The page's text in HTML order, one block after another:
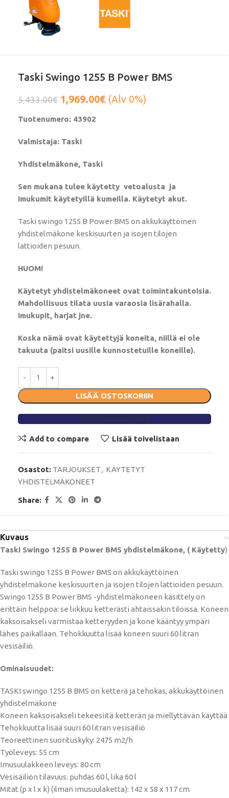
Taski Swingo 1255 B Power BMS
5,433.00€ 1,969.00€ (Alv 0%)
Tuotenumero: 43902
Valmistaja: Taski
Yhdistelmäkone, Taski
Sen mukana tulee käytetty vetoalusta ja
imukumit käytetyillä kumeilla. Käytetyt akut.
Taski swingo 1255 B Power BMS on akkukäyttöinen
yhdistelmäkone keskisuurten ja isojen tilojen
lattioiden pesuun.
HUOM!
Käytetyt yhdistelmäkoneet ovat toimintakuntoisia.
Mahdollisuus tilata uusia varaosia lisärahalla.
Imukupit, harjat jne.
Koska nämä ovat käytettyjä koneita, niillä ei ole
takuuta (paitsi uusille kunnostetuille koneille).
LISÄÄ OSTOSKORIIN
TÄYTÄ LAINAHAKEMUS
Add to compare Lisää toivelistaan
Osastot: TARJOUKSET, KÄYTETYT
YHDISTELMÄKONEET
Share:
Kuvaus
Taski Swingo 1255 B Power BMS yhdistelmäkone, ( Käytetty)
Taski swingo 1255 B Power BMS on akkukäyttöinen
yhdistelmäkone keskisuurten ja isojen tilojen lattioiden pesuun.
Swingo 1255 B Power BMS -yhdistelmäkoneen käsittely on
erittäin helppoa: se liikkuu ketterästi ahtaissakin tiloissa. Koneen
kaksoisakseli varmistaa ketteryyden ja kone kääntyy ympäri
lähes paikallaan. Tehokkuutta lisää koneen suuri 60 litran
vesisäiliö.
Ominaisuudet:
TASKI swingo 1255 B BMS on ketterä ja tehokas, akkukäyttöinen
yhdistelmäkone
Koneen kaksoisakseli tekeesiitä ketterän ja miellyttävän käyttää
Tehokkuutta lisää suuri 60 litran vesisäiliö
Teoreettinen suorituskyky: 2475 m2/h
Työleveys: 55 cm
Imusuulakkeen leveys: 80 cm
Vesisäiliön tilavuus: puhdas 60 l, lika 60 l
Mitat (p x l x k) (ilman imusuulaketta): 142 x 58 x 117 cm